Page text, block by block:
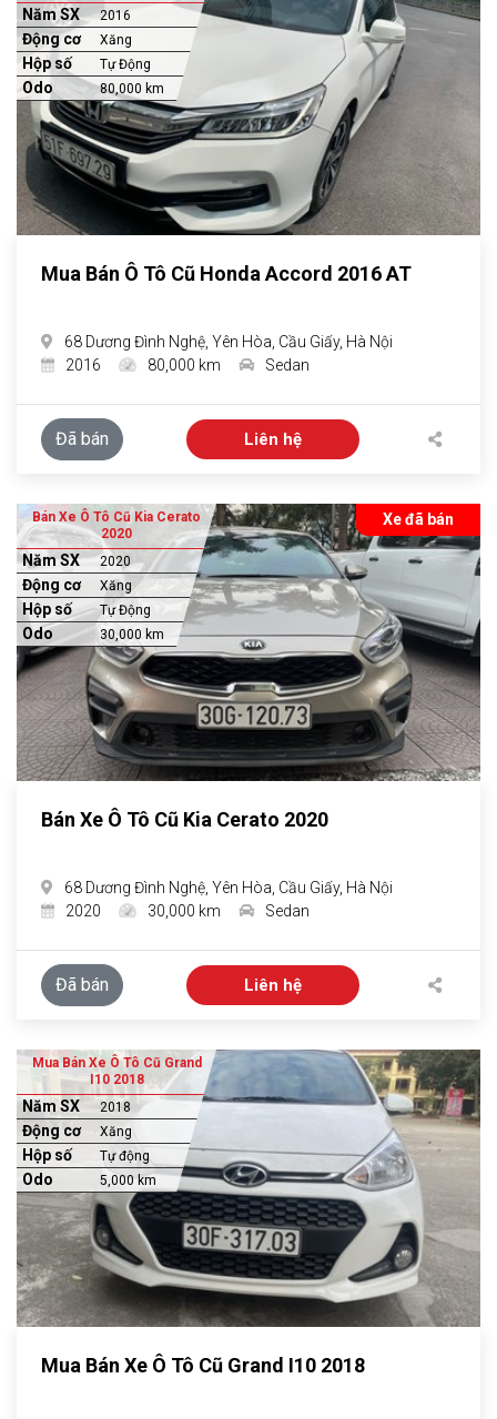
Năm SX 2016
Động cơ Xăng
Hộp số Tự Động
Odo 80,000 km
Mua Bán Ô Tô Cũ Honda Accord 2016 AT
68 Dương Đình Nghệ, Yên Hòa, Cầu Giấy, Hà Nội
2016
80,000 km Sedan
Đã bán Liên hệ
Xe đã bán
Bán Xe Ô Tô Cũ Kia Cerato
2020
Năm SX 2020
Động cơ Xăng
Hộp số Tự Động
Odo 30,000 km
Bán Xe Ô Tô Cũ Kia Cerato 2020
68 Dương Đình Nghệ, Yên Hòa, Cầu Giấy, Hà Nội
2020
30,000 km Sedan
Đã bán Liên hệ
Mua Bán Xe Ô Tô Cũ Grand
I10 2018
Năm SX 2018
Động cơ Xăng
Hộp số Tự động
Odo 5,000 km
Mua Bán Xe Ô Tô Cũ Grand I10 2018